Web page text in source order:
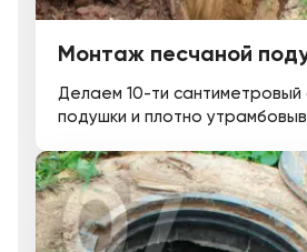
Монтаж песчаной
Делаем 10-ти сантиметровый
подушки и плотно